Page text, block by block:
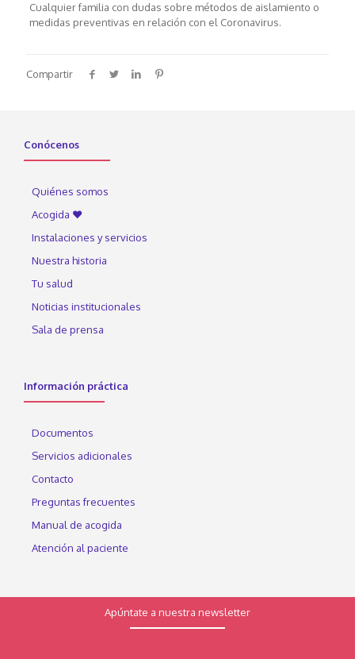
Cualquier familia con dudas sobre métodos de aislamiento o
medidas preventivas en relación con el Coronavirus.
Compartir
Conócenos
Quiénes somos
Acogida ♥
Instalaciones y servicios
Nuestra historia
Tu salud
Noticias institucionales
Sala de prensa
Información práctica
Documentos
Servicios adicionales
Contacto
Preguntas frecuentes
Manual de acogida
Atención al paciente
Apúntate a nuestra newsletter